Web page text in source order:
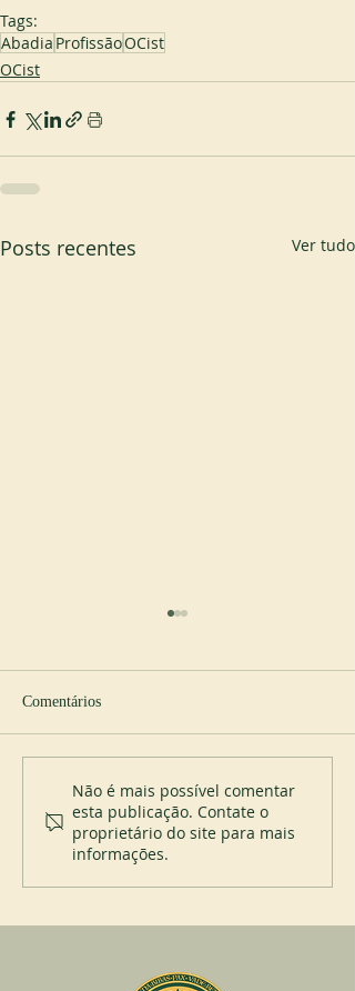
Tags:
Abadia ProfissãoOCist
OCist
Posts recentes Ver tudo
Cursos de liturgia
Comentários
Não é mais possível comentar
esta publicação. Contate o
proprietário do site para mais
informações.